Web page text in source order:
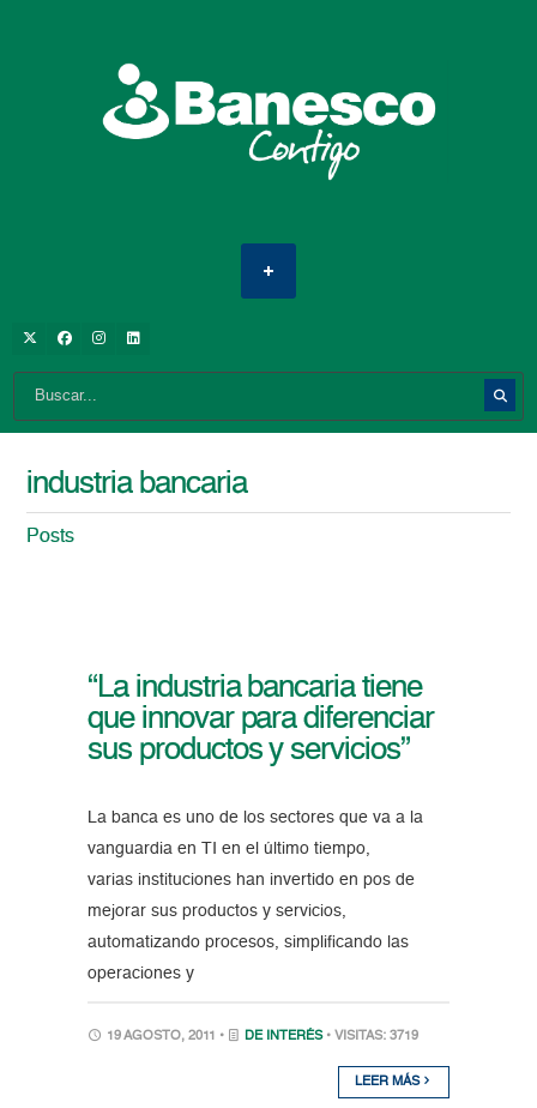
industria bancaria
Posts
“La industria bancaria tiene
que innovar para diferenciar
sus productos y servicios”
La banca es uno de los sectores que va a la
vanguardia en TI en el último tiempo,
varias instituciones han invertido en pos de
mejorar sus productos y servicios,
automatizando procesos, simplificando las
operaciones y
19 AGOSTO, 2011 • DE INTERÉS • VISITAS: 3719
LEER MÁS